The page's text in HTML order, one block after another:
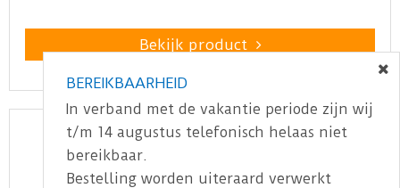
Bekijk product
BEREIKBAARHEID
In verband met de vakantie periode zijn wij
t/m 14 augustus telefonisch helaas niet
bereikbaar.
Bestelling worden uiteraard verwerkt